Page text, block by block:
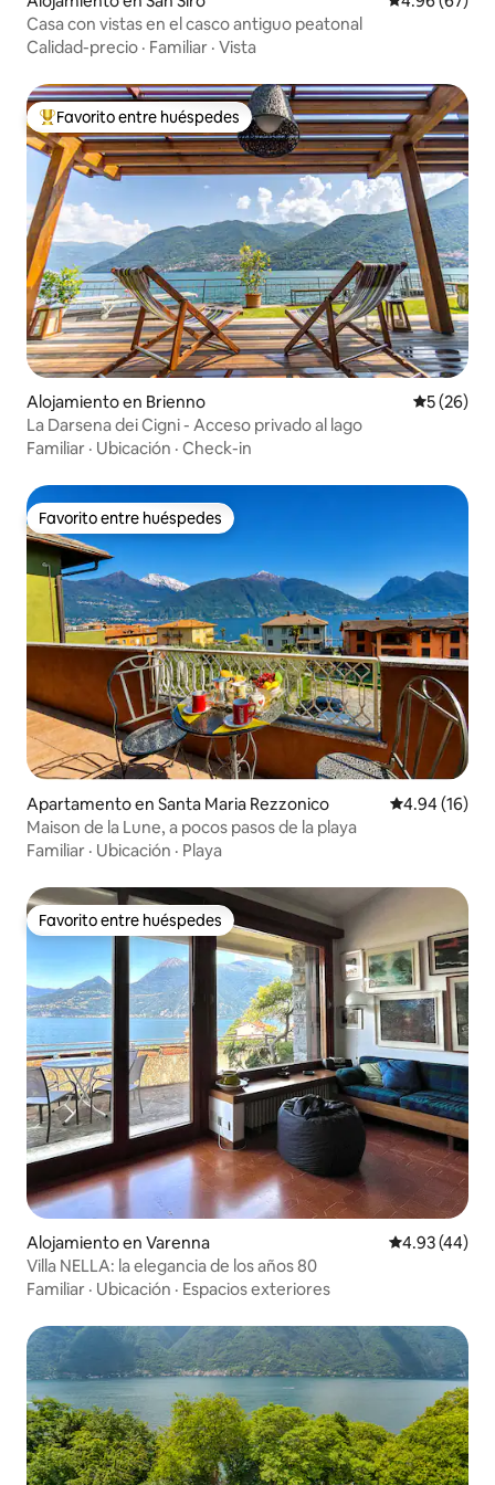
Casa con vistas en el casco antiguo peatonal
Calidad-precio · Familiar · Vista
Favorito entre huéspedes preferido
Favorito entre huéspedes
Alojamiento en Brienno
5 (26)
La Darsena dei Cigni - Acceso privado al lago
Familiar · Ubicación · Check-in
Favorito entre huéspedes
Favorito entre huéspedes
Apartamento en Santa Maria Rezzonico Calificación
4.94 (16)
Maison de la Lune, a pocos pasos de la playa
Familiar · Ubicación · Playa
Favorito entre huéspedes
Favorito entre huéspedes
Alojamiento en Varenna Calificación
4.93 (44)
Villa NELLA: la elegancia de los años 80
Familiar · Ubicación · Espacios exteriores